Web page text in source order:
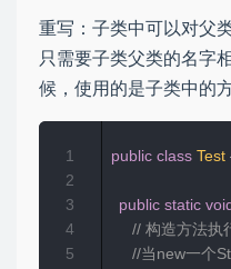
重写：子类中可以对父
只需要子类父类的名字
候，使用的是子类中的
public class Test
public static void
// 构造方法执
//当new一个
1
2
3
4
5